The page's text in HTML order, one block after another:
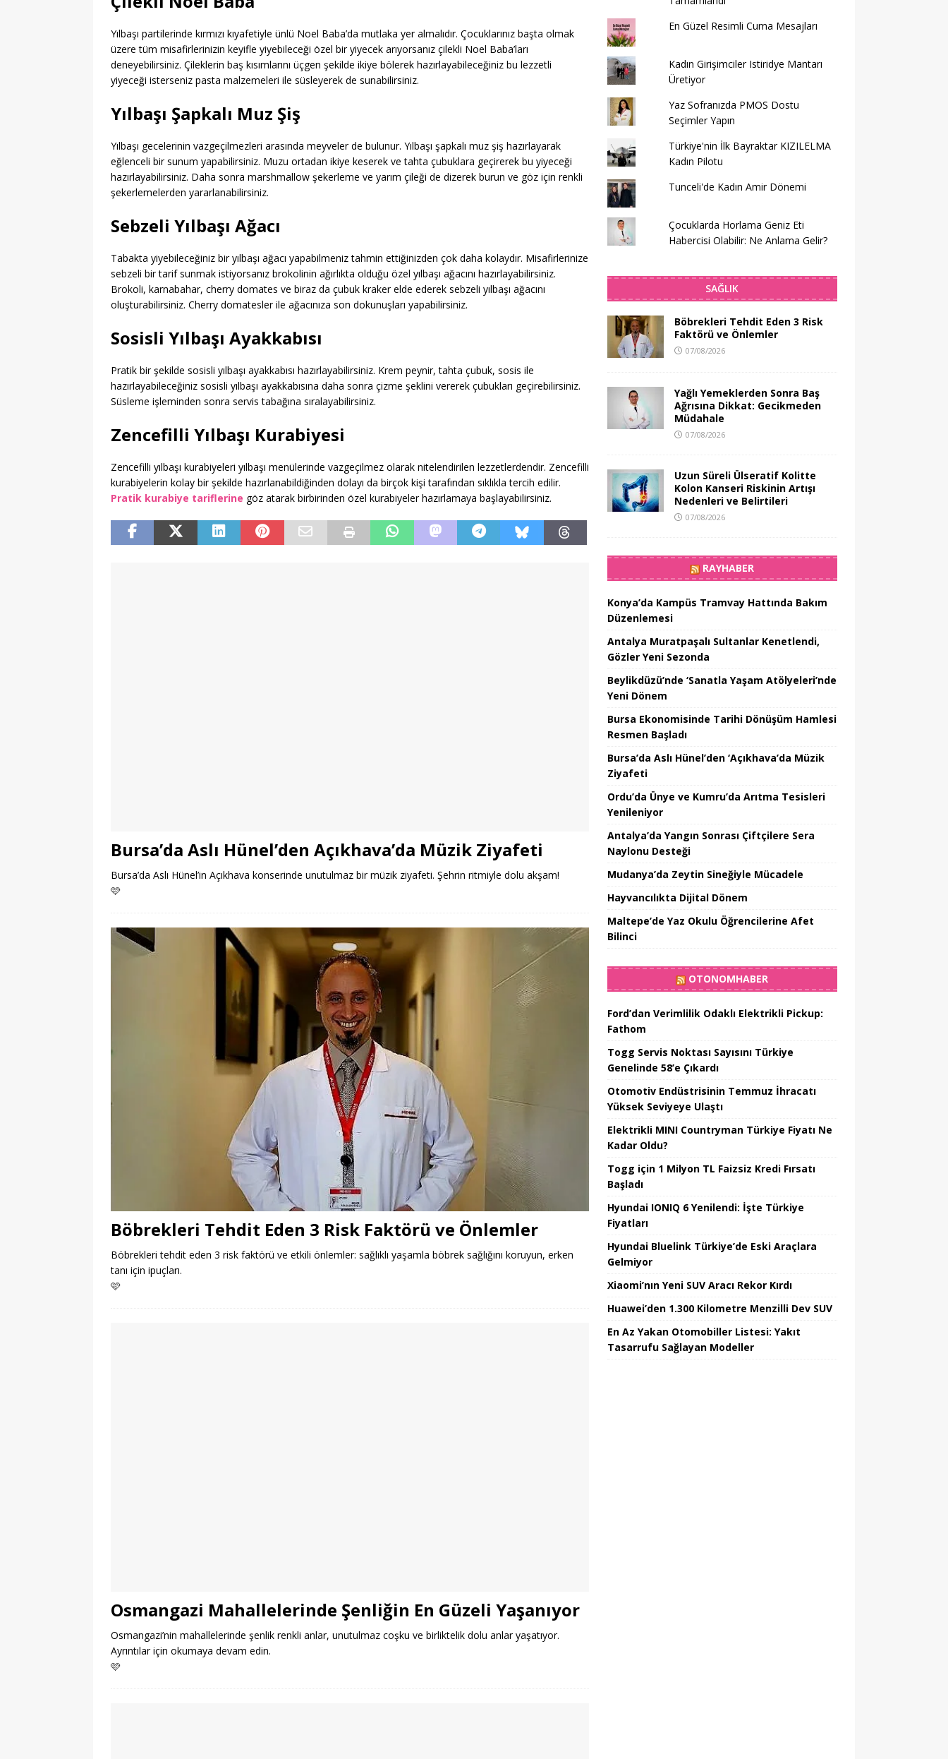
Yılbaşı partilerinde kırmızı kıyafetiyle ünlü Noel Baba’da mutlaka yer almalıdır. Çocuklarınız başta olmak
üzere tüm misafirlerinizin keyifle yiyebileceği özel bir yiyecek arıyorsanız çilekli Noel Baba’ları
deneyebilirsiniz. Çileklerin baş kısımlarını üçgen şekilde ikiye bölerek hazırlayabileceğiniz bu lezzetli
yiyeceği isterseniz pasta malzemeleri ile süsleyerek de sunabilirsiniz.
Yılbaşı Şapkalı Muz Şiş
Yılbaşı gecelerinin vazgeçilmezleri arasında meyveler de bulunur. Yılbaşı şapkalı muz şiş hazırlayarak
eğlenceli bir sunum yapabilirsiniz. Muzu ortadan ikiye keserek ve tahta çubuklara geçirerek bu yiyeceği
hazırlayabilirsiniz. Daha sonra marshmallow şekerleme ve yarım çileği de dizerek burun ve göz için renkli
şekerlemelerden yararlanabilirsiniz.
Sebzeli Yılbaşı Ağacı
Tabakta yiyebileceğiniz bir yılbaşı ağacı yapabilmeniz tahmin ettiğinizden çok daha kolaydır. Misafirlerinize
sebzeli bir tarif sunmak istiyorsanız brokolinin ağırlıkta olduğu özel yılbaşı ağacını hazırlayabilirsiniz.
Brokoli, karnabahar, cherry domates ve biraz da çubuk kraker elde ederek sebzeli yılbaşı ağacını
oluşturabilirsiniz. Cherry domatesler ile ağacınıza son dokunuşları yapabilirsiniz.
Sosisli Yılbaşı Ayakkabısı
Pratik bir şekilde sosisli yılbaşı ayakkabısı hazırlayabilirsiniz. Krem peynir, tahta çubuk, sosis ile
hazırlayabileceğiniz sosisli yılbaşı ayakkabısına daha sonra çizme şeklini vererek çubukları geçirebilirsiniz.
Süsleme işleminden sonra servis tabağına sıralayabilirsiniz.
Zencefilli Yılbaşı Kurabiyesi
Zencefilli yılbaşı kurabiyeleri yılbaşı menülerinde vazgeçilmez olarak nitelendirilen lezzetlerdendir. Zencefilli
kurabiyelerin kolay bir şekilde hazırlanabildiğinden dolayı da birçok kişi tarafından sıklıkla tercih edilir.
Pratik kurabiye tariflerine göz atarak birbirinden özel kurabiyeler hazırlamaya başlayabilirsiniz.
Bursa’da Aslı Hünel’den Açıkhava’da Müzik Ziyafeti
Bursa’da Aslı Hünel’in Açıkhava konserinde unutulmaz bir müzik ziyafeti. Şehrin ritmiyle dolu akşam!
🩷
Böbrekleri Tehdit Eden 3 Risk Faktörü ve Önlemler
Böbrekleri tehdit eden 3 risk faktörü ve etkili önlemler: sağlıklı yaşamla böbrek sağlığını koruyun, erken
tanı için ipuçları.
🩷
Osmangazi Mahallelerinde Şenliğin En Güzeli Yaşanıyor
Osmangazi’nin mahallelerinde şenlik renkli anlar, unutulmaz coşku ve birliktelik dolu anlar yaşatıyor.
Ayrıntılar için okumaya devam edin.
🩷
En Güzel Resimli Cuma Mesajları
Kadın Girişimciler Istiridye Mantarı
Üretiyor
Yaz Sofranızda PMOS Dostu
Seçimler Yapın
Türkiye'nin İlk Bayraktar KIZILELMA
Kadın Pilotu
Tunceli'de Kadın Amir Dönemi
Çocuklarda Horlama Geniz Eti
Habercisi Olabilir: Ne Anlama Gelir?
SAĞLIK
Böbrekleri Tehdit Eden 3 Risk
Faktörü ve Önlemler
07/08/2026
Yağlı Yemeklerden Sonra Baş
Ağrısına Dikkat: Gecikmeden
Müdahale
07/08/2026
Uzun Süreli Ülseratif Kolitte
Kolon Kanseri Riskinin Artışı
Nedenleri ve Belirtileri
07/08/2026
RAYHABER
Konya’da Kampüs Tramvay Hattında Bakım
Düzenlemesi
Antalya Muratpaşalı Sultanlar Kenetlendi,
Gözler Yeni Sezonda
Beylikdüzü’nde ‘Sanatla Yaşam Atölyeleri’nde
Yeni Dönem
Bursa Ekonomisinde Tarihi Dönüşüm Hamlesi
Resmen Başladı
Bursa’da Aslı Hünel’den ‘Açıkhava’da Müzik
Ziyafeti
Ordu’da Ünye ve Kumru’da Arıtma Tesisleri
Yenileniyor
Antalya’da Yangın Sonrası Çiftçilere Sera
Naylonu Desteği
Mudanya’da Zeytin Sineğiyle Mücadele
Hayvancılıkta Dijital Dönem
Maltepe’de Yaz Okulu Öğrencilerine Afet
Bilinci
OTONOMHABER
Ford’dan Verimlilik Odaklı Elektrikli Pickup:
Fathom
Togg Servis Noktası Sayısını Türkiye
Genelinde 58’e Çıkardı
Otomotiv Endüstrisinin Temmuz İhracatı
Yüksek Seviyeye Ulaştı
Elektrikli MINI Countryman Türkiye Fiyatı Ne
Kadar Oldu?
Togg için 1 Milyon TL Faizsiz Kredi Fırsatı
Başladı
Hyundai IONIQ 6 Yenilendi: İşte Türkiye
Fiyatları
Hyundai Bluelink Türkiye’de Eski Araçlara
Gelmiyor
Xiaomi’nın Yeni SUV Aracı Rekor Kırdı
Huawei’den 1.300 Kilometre Menzilli Dev SUV
En Az Yakan Otomobiller Listesi: Yakıt
Tasarrufu Sağlayan Modeller